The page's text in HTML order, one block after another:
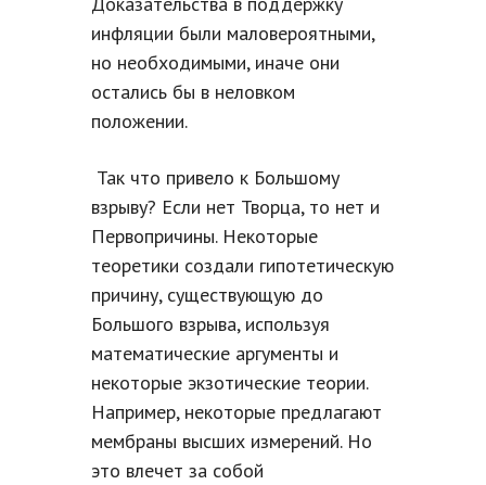
инфляции были маловероятными,
но необходимыми, иначе они
остались бы в неловком
положении.
Так что привело к Большому
взрыву? Если нет Творца, то нет и
Первопричины. Некоторые
теоретики создали гипотетическую
причину, существующую до
Большого взрыва, используя
математические аргументы и
некоторые экзотические теории.
Например, некоторые предлагают
мембраны высших измерений. Но
это влечет за собой